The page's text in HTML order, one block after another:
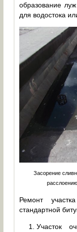
образование
для водостока
Засорение
Ремонт
стандартной
Участок